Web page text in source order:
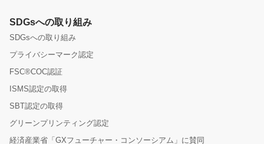
SDGsへの取り組み
SDGsへの取り組み
プライバシーマーク認定
FSC®COC認証
ISMS認定の取得
SBT認定の取得
グリーンプリンティング認定
経済産業省「GXフューチャー・コンソーシアム」に賛同